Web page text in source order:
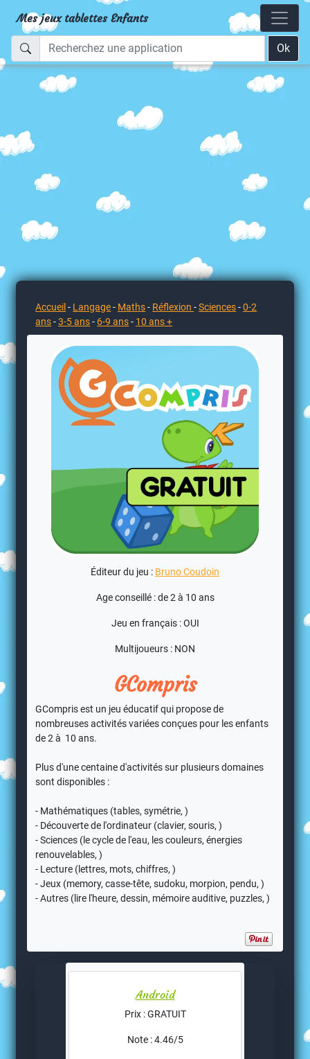
Mes jeux tablettes Enfants
Ok
Accueil - Langage- Maths- Réflexion-Sciences-0-2
ans-3-5 ans- 6-9 ans- 10 ans +
Éditeur du jeu : Bruno Coudoin
Age conseillé : de 2 à 10 ans
Jeu en français : OUI
Multijoueurs : NON
GCompris
GCompris est un jeu éducatif qui propose de
nombreuses activités variées conçues pour les enfants
de 2 à 10 ans.
Plus d'une centaine d'activités sur plusieurs domaines
sont disponibles :
- Mathématiques (tables, symétrie, )
- Découverte de l'ordinateur (clavier, souris, )
- Sciences (le cycle de l'eau, les couleurs, énergies
renouvelables, )
- Lecture (lettres, mots, chiffres, )
- Jeux (memory, casse-tête, sudoku, morpion, pendu, )
- Autres (lire l'heure, dessin, mémoire auditive, puzzles, )
Android
Prix : GRATUIT
Note : 4.46/5